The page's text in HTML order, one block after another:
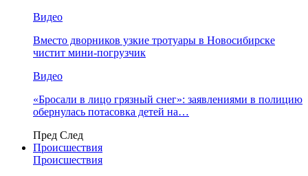
Видео
Вместо дворников узкие тротуары в Новосибирске
чистит мини-погрузчик
Видео
«Бросали в лицо грязный снег»: заявлениями в полицию
обернулась потасовка детей на…
Пред След
Происшествия
Происшествия